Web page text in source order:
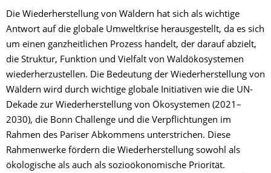
Die Wiederherstellung von Wäldern hat sich als wichtige
Antwort auf die globale Umweltkrise herausgestellt, da es sich
um einen ganzheitlichen Prozess handelt, der darauf abzielt,
die Struktur, Funktion und Vielfalt von Waldökosystemen
wiederherzustellen. Die Bedeutung der Wiederherstellung von
Wäldern wird durch wichtige globale Initiativen wie die UN-
Dekade zur Wiederherstellung von Ökosystemen (2021–
2030), die Bonn Challenge und die Verpflichtungen im
Rahmen des Pariser Abkommens unterstrichen. Diese
Rahmenwerke fördern die Wiederherstellung sowohl als
ökologische als auch als sozioökonomische Priorität.